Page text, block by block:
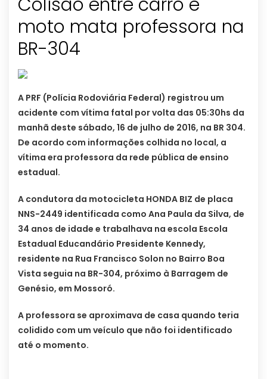
moto mata professora na
BR-304
A PRF (Polícia Rodoviária Federal) registrou um
acidente com vítima fatal por volta das 05:30hs da
manhã deste sábado, 16 de julho de 2016, na BR 304.
De acordo com informações colhida no local, a
vítima era professora da rede pública de ensino
estadual.
A condutora da motocicleta HONDA BIZ de placa
NNS-2449 identificada como Ana Paula da Silva, de
34 anos de idade e trabalhava na escola Escola
Estadual Educandário Presidente Kennedy,
residente na Rua Francisco Solon no Bairro Boa
Vista seguia na BR-304, próximo à Barragem de
Genésio, em Mossoró.
A professora se aproximava de casa quando teria
colidido com um veículo que não foi identificado
até o momento.